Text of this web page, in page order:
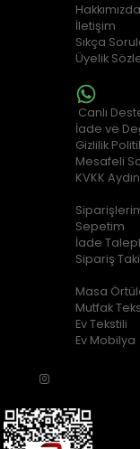
Hakkımızda
İletişim
Sıkça
Üyelik
Canlı
İade ve
Gizlilik
Mesafeli
KVKK
Sepetim
İade
Sipariş
Masa
Mutfak
Ev Tekstili
Ev Mobilya